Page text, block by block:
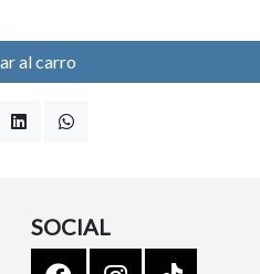
al carro
SOCIAL